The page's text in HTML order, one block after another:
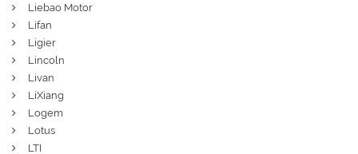
Liebao Motor
Lifan
Ligier
Lincoln
Livan
LiXiang
Logem
Lotus
LTI